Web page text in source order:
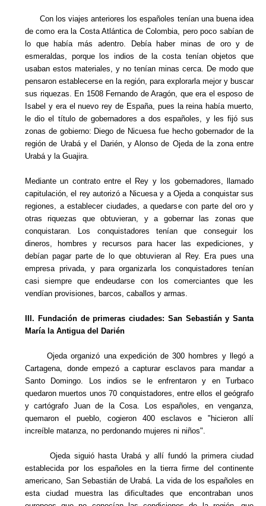
Con los viajes anteriores los españoles tenían una buena idea
de como era la Costa Atlántica de Colombia, pero poco sabían de
lo que había más adentro. Debía haber minas de oro y de
esmeraldas, porque los indios de la costa tenían objetos que
usaban estos materiales, y no tenían minas cerca. De modo que
pensaron establecerse en la región, para explorarla mejor y buscar
sus riquezas. En 1508 Fernando de Aragón, que era el esposo de
Isabel y era el nuevo rey de España, pues la reina había muerto,
le dio el título de gobernadores a dos españoles, y les fijó sus
zonas de gobierno: Diego de Nicuesa fue hecho gobernador de la
región de Urabá y el Darién, y Alonso de Ojeda de la zona entre
Urabá y la Guajira.
Mediante un contrato entre el Rey y los gobernadores, llamado
capitulación, el rey autorizó a Nicuesa y a Ojeda a conquistar sus
regiones, a establecer ciudades, a quedarse con parte del oro y
otras riquezas que obtuvieran, y a gobernar las zonas que
conquistaran. Los conquistadores tenían que conseguir los
dineros, hombres y recursos para hacer las expediciones, y
debían pagar parte de lo que obtuvieran al Rey. Era pues una
empresa privada, y para organizarla los conquistadores tenían
casi siempre que endeudarse con los comerciantes que les
vendían provisiones, barcos, caballos y armas.
III. Fundación de primeras ciudades: San Sebastián y Santa
María la Antigua del Darién
Ojeda organizó una expedición de 300 hombres y llegó a
Cartagena, donde empezó a capturar esclavos para mandar a
Santo Domingo. Los indios se le enfrentaron y en Turbaco
quedaron muertos unos 70 conquistadores, entre ellos el geógrafo
y cartógrafo Juan de la Cosa. Los españoles, en venganza,
quemaron el pueblo, cogieron 400 esclavos e "hicieron allí
increíble matanza, no perdonando mujeres ni niños".
Ojeda siguió hasta Urabá y allí fundó la primera ciudad
establecida por los españoles en la tierra firme del continente
americano, San Sebastián de Urabá. La vida de los españoles en
esta ciudad muestra las dificultades que encontraban unos